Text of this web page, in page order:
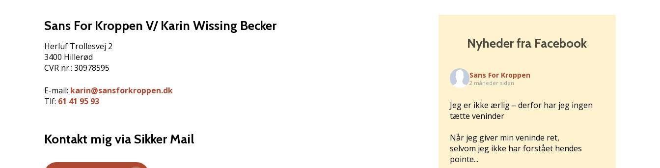
Sans For Kroppen V/ Karin Wissing Becker
Herluf Trollesvej 2
3400 Hillerød
CVR nr.: 30978595
E-mail: karin@sansforkroppen.dk
Tlf: 61 41 95 93
Kontakt mig via Sikker Mail
Nyheder fra Facebook
Sans For Kroppen
2 måneder siden
Jeg er ikke ærlig – derfor har jeg ingen
tætte veninder
Når jeg giver min veninde ret,
selvom jeg ikke har forstået hendes
pointe...